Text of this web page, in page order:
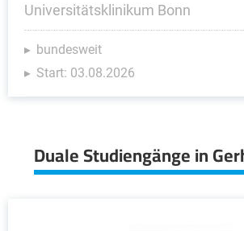
Universitätsklinikum Bonn
bundesweit
Start: 03.08.2026
Duale Studiengänge in